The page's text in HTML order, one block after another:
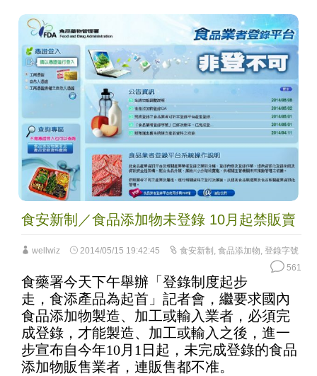
食安新制／食品添加物未登錄 10月起禁販賣
wellwiz 2014/05/15 19:42:45 食安新制 , 食品添加物, 登錄字號
561
食藥署今天下午舉辦「登錄制度起步
走，食添產品為起首」記者會，繼要求國內
食品添加物製造、加工或輸入業者，必須完
成登錄，才能製造、加工或輸入之後，進一
步宣布自今年10月1日起，未完成登錄的食品
添加物販售業者，連販售都不准。